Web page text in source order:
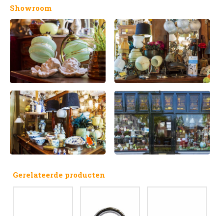
Showroom
Gerelateerde producten